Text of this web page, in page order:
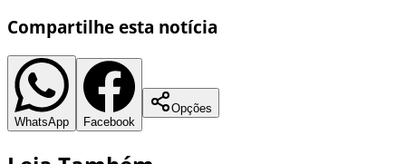
Compartilhe esta notícia
WhatsApp Facebook
Opções